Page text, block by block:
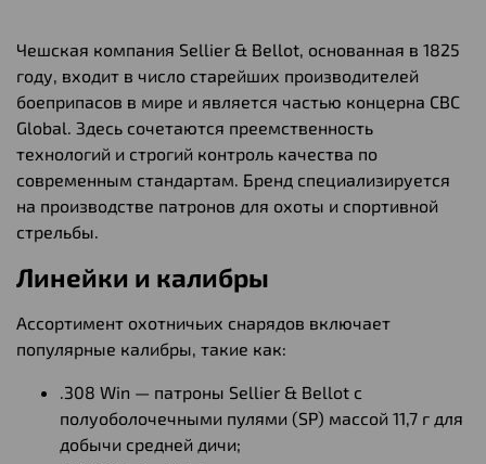
Чешская компания Sellier & Bellot, основанная в 1825
году, входит в число старейших производителей
боеприпасов в мире и является частью концерна CBC
Global. Здесь сочетаются преемственность
технологий и строгий контроль качества по
современным стандартам. Бренд специализируется
на производстве патронов для охоты и спортивной
стрельбы.
Линейки и калибры
Ассортимент охотничьих снарядов включает
популярные калибры, такие как:
.308 Win — патроны Sellier & Bellot с
полуоболочечными пулями (SP) массой 11,7 г для
добычи средней дичи;